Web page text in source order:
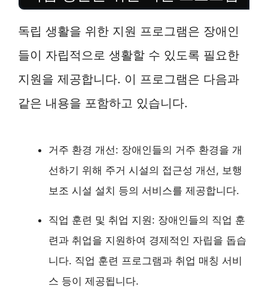
독립 생활을 위한 지원 프로그램은 장애인
들이 자립적으로 생활할 수 있도록 필요한
지원을 제공합니다. 이 프로그램은 다음과
같은 내용을 포함하고 있습니다.
거주 환경 개선: 장애인들의 거주 환경을 개
선하기 위해 주거 시설의 접근성 개선, 보행
보조 시설 설치 등의 서비스를 제공합니다.
직업 훈련 및 취업 지원: 장애인들의 직업 훈
련과 취업을 지원하여 경제적인 자립을 돕습
니다. 직업 훈련 프로그램과 취업 매칭 서비
스 등이 제공됩니다.